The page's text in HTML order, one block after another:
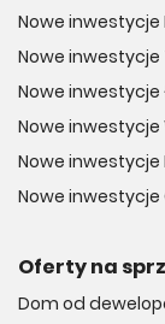
Nowe inwestycje
Nowe
Nowe inwestycje
Nowe inwestycje
Nowe inwestycje
Nowe inwestycje
Oferty na
Dom od